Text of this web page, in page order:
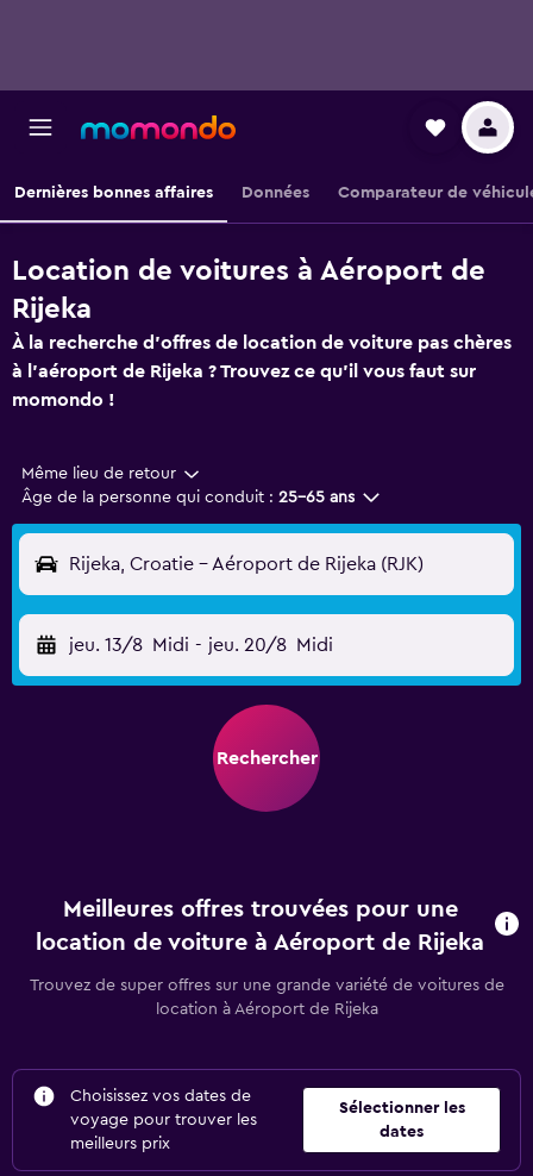
Dernières bonnes affaires Données Comparateur de
Location de voitures à Aéroport de
Rijeka
À la recherche d'offres de location de voiture pas chères
à l'aéroport de Rijeka ? Trouvez ce qu'il vous faut sur
momondo !
Même lieu de retour
Âge de la personne qui conduit : 25-65 ans
Rijeka, Croatie - Aéroport de Rijeka (RJK)
jeu. 13/8 Midi - jeu. 20/8 Midi
Rechercher
Meilleures offres trouvées pour une
location de voiture à Aéroport de Rijeka
Trouvez de super offres sur une grande variété de voitures de
location à Aéroport de Rijeka
Choisissez vos dates de
voyage pour trouver les
meilleurs prix
Sélectionner les
dates